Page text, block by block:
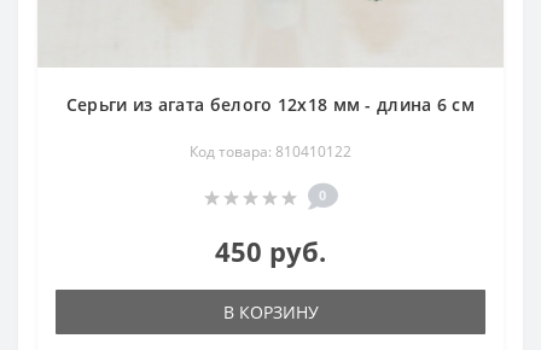
Серьги из агата белого 12х18 мм - длина 6 см
Код товара: 810410122
0
450 руб.
В КОРЗИНУ